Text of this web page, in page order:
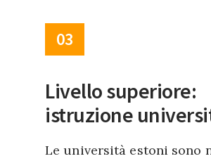
03
Livello superiore:
istruzione
Le università estoni sono